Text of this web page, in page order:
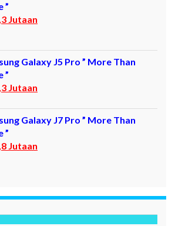
”
Jutaan
Galaxy J5 Pro ” More Than
”
Jutaan
Galaxy J7 Pro ” More Than
”
Jutaan